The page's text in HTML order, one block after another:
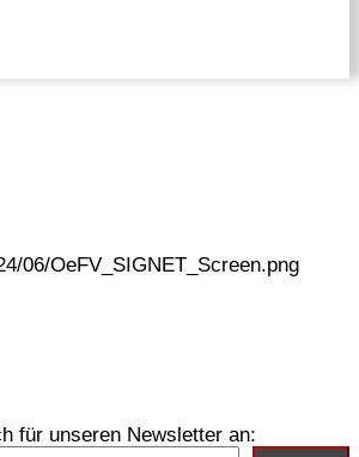
06/OeFV_SIGNET_Screen.png
für unseren Newsletter an: